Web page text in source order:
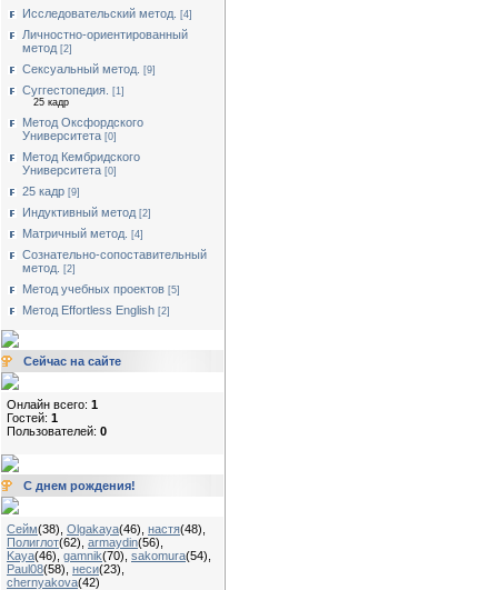
Исследовательский метод. [4]
Личностно-ориентированный
метод [2]
Сексуальный метод. [9]
Суггестопедия.
[1]
25 кадр
Метод Оксфордского
Университета [0]
Метод Кембридского
Университета [0]
25 кадр [9]
Индуктивный метод [2]
Матричный метод. [4]
Сознательно-сопоставительный
метод.
[2]
Метод учебных проектов [5]
Метод Effortless English [2]
Сейчас на сайте
Онлайн всего: 1
Гостей: 1
Пользователей: 0
С днем рождения!
Сейм(38) Olgakaya(46) настя(48)
Полиглот(62) armaydin(56)
Kaya(46) gamnik(70) sakomura(54)
Paul08(58) неси(23)
chernyakova(42)